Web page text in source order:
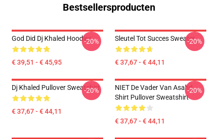
Bestsellersproducten
God Did Dj Khaled Hoodies
€ 39,51 - € 45,95
-20% Sleutel Tot Succes Sweater
€ 37,67 - € 44,11
-20%
Dj Khaled Pullover Sweatshirt
€ 37,67 - € 44,11
-20%
NIET De Vader Van Asahd
Shirt Pullover Sweatshirt
€ 37,67 - € 44,11
-20%